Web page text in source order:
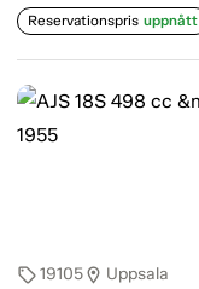
Reservationspris uppnått
sell19105location_on Uppsala